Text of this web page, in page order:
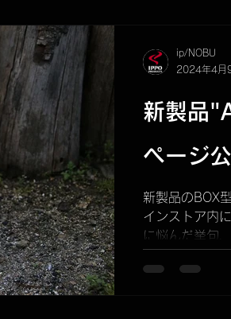
新製品
ページ
新製品のBOX
インストア内
に悩んだ挙句
す。...
ip/NOBU
2024年4月